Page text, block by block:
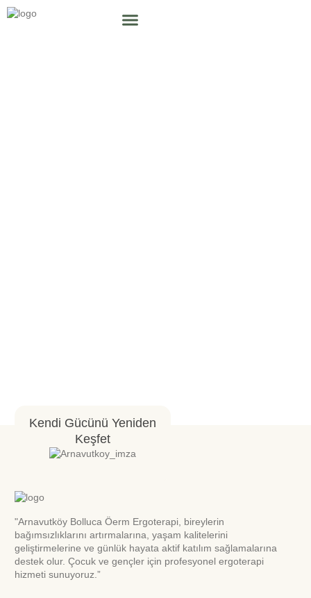
Kendi Gücünü Yeniden
Keşfet
"Arnavutköy Bolluca Öerm Ergoterapi, bireylerin
bağımsızlıklarını artırmalarına, yaşam kalitelerini
geliştirmelerine ve günlük hayata aktif katılım sağlamalarına
destek olur. Çocuk ve gençler için profesyonel ergoterapi
hizmeti sunuyoruz.”